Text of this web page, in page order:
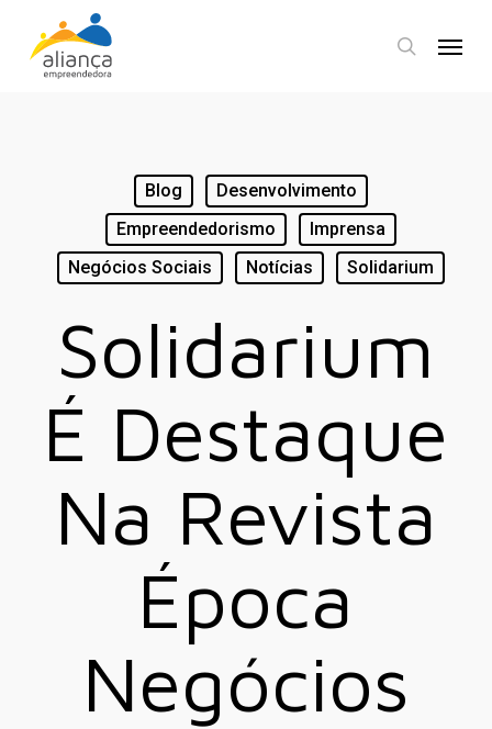
search
Blog
Desenvolvimento
Empreendedorismo
Imprensa
Negócios Sociais
Notícias Solidarium
Solidarium
É Destaque
Na Revista
Época
Negócios